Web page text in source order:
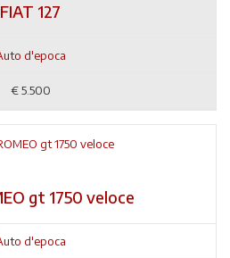
FIAT 127
d'epoca
€ 5.500
gt 1750 veloce
d'epoca